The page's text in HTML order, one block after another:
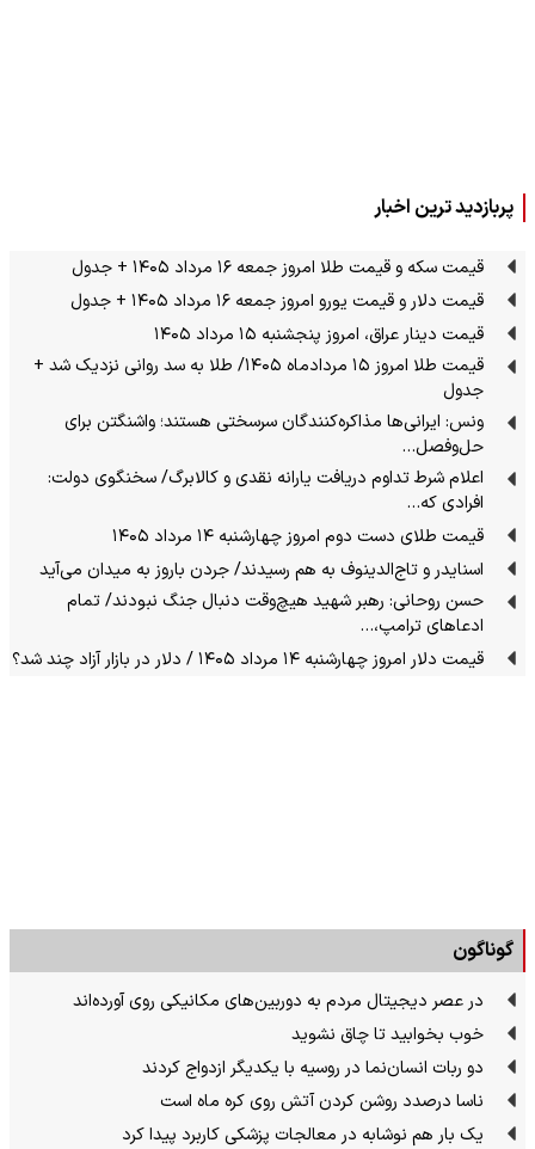
پربازدید ترین اخبار
قیمت سکه و قیمت طلا امروز جمعه ۱۶ مرداد ۱۴۰۵ + جدول
قیمت دلار و قیمت یورو امروز جمعه ۱۶ مرداد ۱۴۰۵ + جدول
قیمت دینار عراق، امروز پنجشنبه ۱۵ مرداد ۱۴۰۵
قیمت طلا امروز ۱۵ مردادماه ۱۴۰۵/ طلا به سد روانی نزدیک شد +
جدول
ونس: ایرانی‌ها مذاکره‌کنندگان سرسختی هستند؛ واشنگتن برای
حل‌وفصل…
اعلام شرط تداوم دریافت یارانه نقدی و کالابرگ/ سخنگوی دولت:
افرادی که…
قیمت طلای دست دوم امروز چهارشنبه ۱۴ مرداد ۱۴۰۵
اسنایدر و تاج‌الدینوف به هم رسیدند/ جردن باروز به میدان می‌آید
حسن روحانی: رهبر شهید هیچ‌وقت دنبال جنگ نبودند/ تمام
ادعاهای ترامپ،…
قیمت دلار امروز چهارشنبه ۱۴ مرداد ۱۴۰۵ / دلار در بازار آزاد چند شد؟
گوناگون
در عصر دیجیتال مردم به دوربین‌های مکانیکی روی آورده‌اند
خوب بخوابید تا چاق نشوید
دو ربات انسان‌نما در روسیه با یکدیگر ازدواج کردند
ناسا درصدد روشن کردن آتش روی کره ماه است
یک بار هم نوشابه در معالجات پزشکی کاربرد پیدا کرد